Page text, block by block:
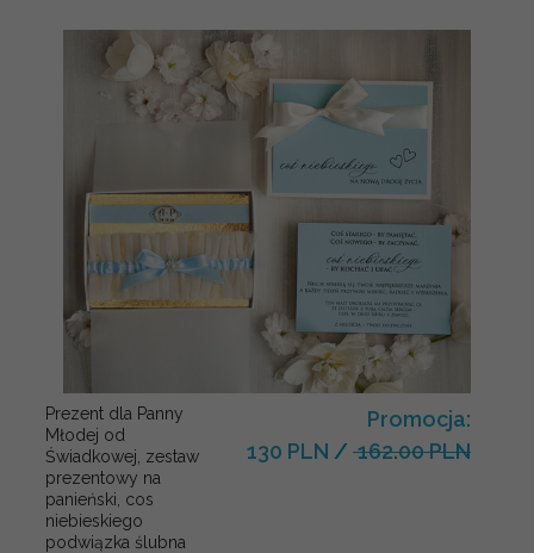
Prezent dla Panny
Młodej od
Świadkowej, zestaw
prezentowy na
panieński, cos
niebieskiego
podwiązka ślubna
Promocja:
130 PLN / 162.00 PLN